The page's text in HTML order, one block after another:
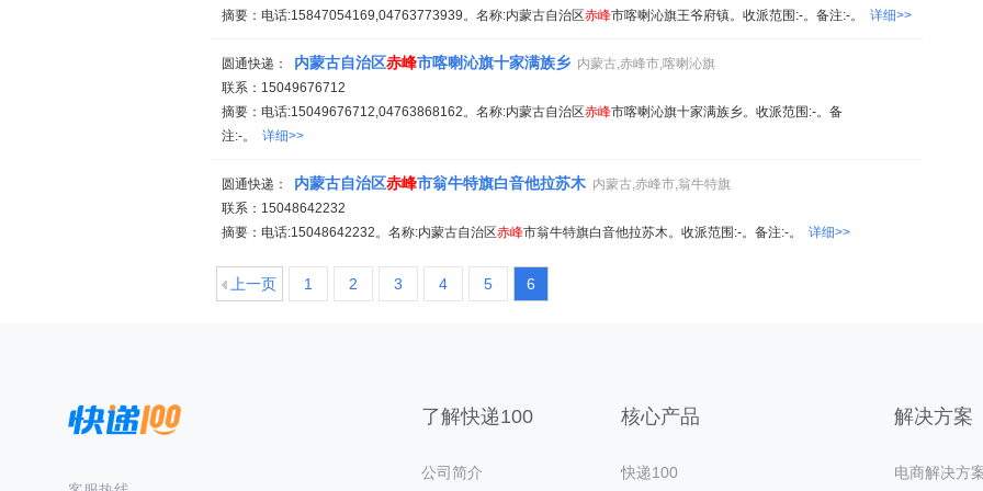
摘要：电话:15847054169,04763773939。名称:内蒙古自治区赤峰市喀喇沁旗王爷府镇。收派范围:-。备注:-。 详细>>
圆通快递： 内蒙古自治区赤峰市喀喇沁旗十家满族乡 内蒙古,赤峰市,喀喇沁旗
联系：15049676712
摘要：电话:15049676712,04763868162。名称:内蒙古自治区赤峰市喀喇沁旗十家满族乡。收派范围:-。备
注:-。 详细>>
圆通快递： 内蒙古自治区赤峰市翁牛特旗白音他拉苏木 内蒙古,赤峰市,翁牛特旗
联系：15048642232
摘要：电话:15048642232。名称:内蒙古自治区赤峰市翁牛特旗白音他拉苏木。收派范围:-。备注:-。 详细>>
上一页 1 2 3 4 5 6
了解快递100
公司简介
核心产品
快递100
解决方案
电商解决方